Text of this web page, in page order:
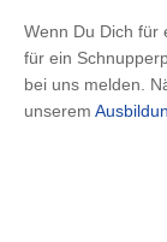
Wenn Du Dich für
für ein
bei uns melden.
unserem